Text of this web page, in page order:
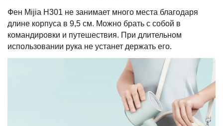
Фен Mijia H301 не занимает много места благодаря
длине корпуса в 9,5 см. Можно брать с собой в
командировки и путешествия. При длительном
использовании рука не устанет держать его.